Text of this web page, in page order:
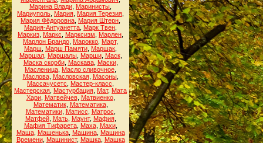
Марина Влади Маринисты
Мариуполь Мария Мария Терезия
Мария Фёдоровна Мария Штерн
Мария-Антуанетта Марк Твен
Маркиз Маркс Марксизм Марлен
Марлон Брандо Марокко Март,
Марш
Марш Памяти Маршак
Маршал, Маршалы, Марши, Маск,
Маска скорби, Маскава, Маски,
Масленица Масло сливочное
Маслова, Масловская, Масоны,
Массачусетс
Мастер-класс
Мастерская Мастурбация Мат, Мата
Хари, Матвейчев, Матвиенко,
Математик, Математика,
Математики, Матисс Матрос
Матфей, Мать, Маунт, Мафия,
Мафия Тифарета, Маха, Махи,
Маша, Машенька, Машина, Машина
Времени, Машинист, Машка, Машка